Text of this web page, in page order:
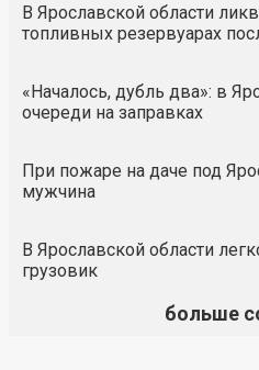
В Ярославской области
топливных резервуарах
«Началось, дубль два»: в
очереди на заправках
При пожаре на даче под
мужчина
В Ярославской области
грузовик
больше